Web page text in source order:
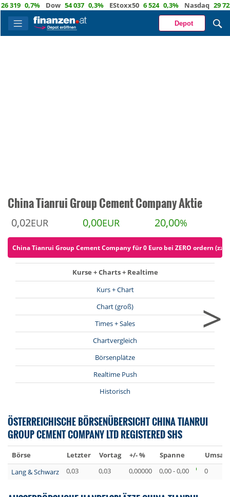
0,7% Dow 54 037 0,3% EStoxx50 6 524 0,3% Nasdaq 29 722
Depot
China Tianrui Group Cement Company Aktie
0,02EUR 0,00EUR 20,00%
China Tianrui Group Cement Company für 0 Euro bei ZERO ordern
Kurse + Charts + Realtime
Kurs + Chart
Chart (groß)
Times + Sales
Chartvergleich
Börsenplätze
Realtime Push
Historisch
>
ÖSTERREICHISCHE BÖRSENÜBERSICHT CHINA TIANRUI
GROUP CEMENT COMPANY LTD REGISTERED SHS
Börse Letzter Vortag +/- % Spanne
Lang & Schwarz
0,03 0,03 0,00000 0,00 - 0,00 0